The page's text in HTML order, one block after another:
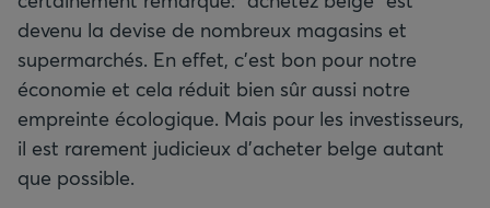
devenu la devise de nombreux magasins et
supermarchés. En effet, c’est bon pour notre
économie et cela réduit bien sûr aussi notre
empreinte écologique. Mais pour les investisseurs,
il est rarement judicieux d’acheter belge autant
que possible.